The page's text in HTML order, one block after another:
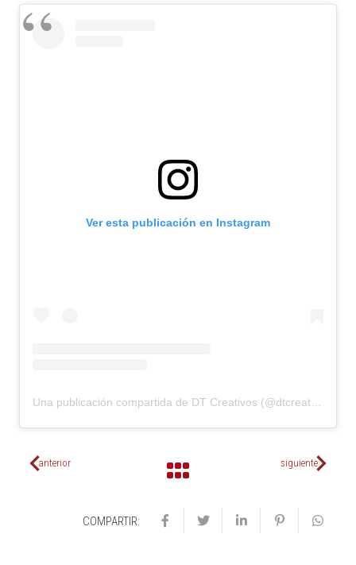
Ver esta publicación en Instagram
anterior siguiente
COMPARTIR: